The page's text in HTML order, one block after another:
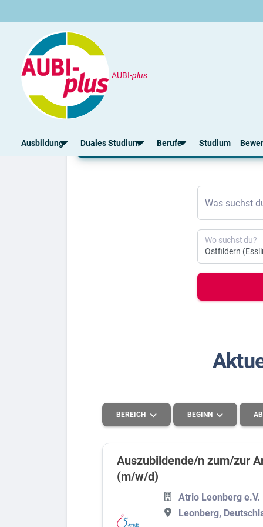
AUBI-plus
Ausbildung Duales Studium Berufe
Gut bezahlte Berufe
Kaufmännische Berufe
Berufe nach Themen
Schülerpraktikum
Studium
Ausbildung
Was suchst
Wo suchst du?
BEREICH
Handel
Systemrelevant
Lebensmittel
BEGINN
2027
Auszubildende/n zum/zur
(m/w/d)
Atrio Leonberg e.V.
Leonberg,